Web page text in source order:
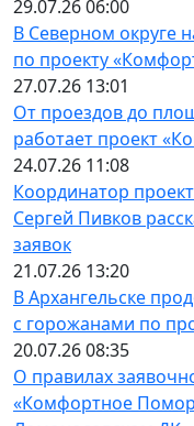
29.07.26 06:00
В Северном округе
по проекту
27.07.26 13:01
От проездов до
работает проект
24.07.26 11:08
Координатор
Сергей Пивков
заявок
21.07.26 13:20
В Архангельске
с горожанами по
20.07.26 08:35
О правилах
«Комфортное